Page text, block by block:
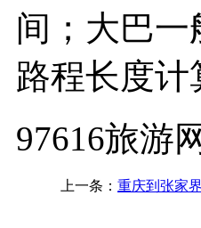
间；大巴一
路程长度
97616旅游
上一条： 重庆到张家